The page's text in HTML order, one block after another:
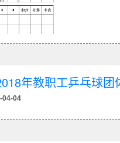
年教职工乒乓球团
04-04